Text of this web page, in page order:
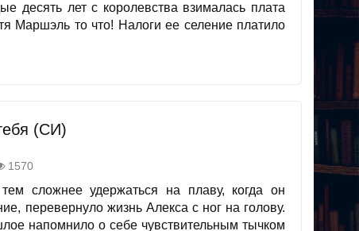
десять лет с королевства взималась плата
Маршэль то что! Налоги ее селение платило
(СИ)
1570
сложнее удержаться на плаву, когда он
перевернуло жизнь Алекса с ног на голову.
напомнило о себе чувствительным тычком